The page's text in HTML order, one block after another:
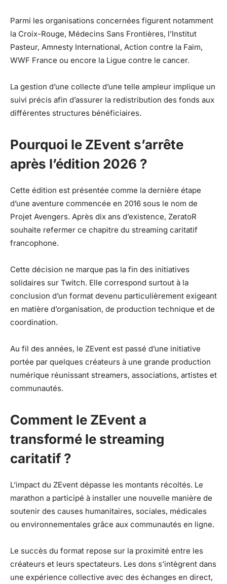
Parmi les organisations concernées figurent notamment
la Croix-Rouge, Médecins Sans Frontières, l’Institut
Pasteur, Amnesty International, Action contre la Faim,
WWF France ou encore la Ligue contre le cancer.
La gestion d’une collecte d’une telle ampleur implique un
suivi précis afin d’assurer la redistribution des fonds aux
différentes structures bénéficiaires.
Pourquoi le ZEvent s’arrête
après l’édition 2026 ?
Cette édition est présentée comme la dernière étape
d’une aventure commencée en 2016 sous le nom de
Projet Avengers. Après dix ans d’existence, ZeratoR
souhaite refermer ce chapitre du streaming caritatif
francophone.
Cette décision ne marque pas la fin des initiatives
solidaires sur Twitch. Elle correspond surtout à la
conclusion d’un format devenu particulièrement exigeant
en matière d’organisation, de production technique et de
coordination.
Au fil des années, le ZEvent est passé d’une initiative
portée par quelques créateurs à une grande production
numérique réunissant streamers, associations, artistes et
communautés.
Comment le ZEvent a
transformé le streaming
caritatif ?
L’impact du ZEvent dépasse les montants récoltés. Le
marathon a participé à installer une nouvelle manière de
soutenir des causes humanitaires, sociales, médicales
ou environnementales grâce aux communautés en ligne.
Le succès du format repose sur la proximité entre les
créateurs et leurs spectateurs. Les dons s’intègrent dans
une expérience collective avec des échanges en direct,